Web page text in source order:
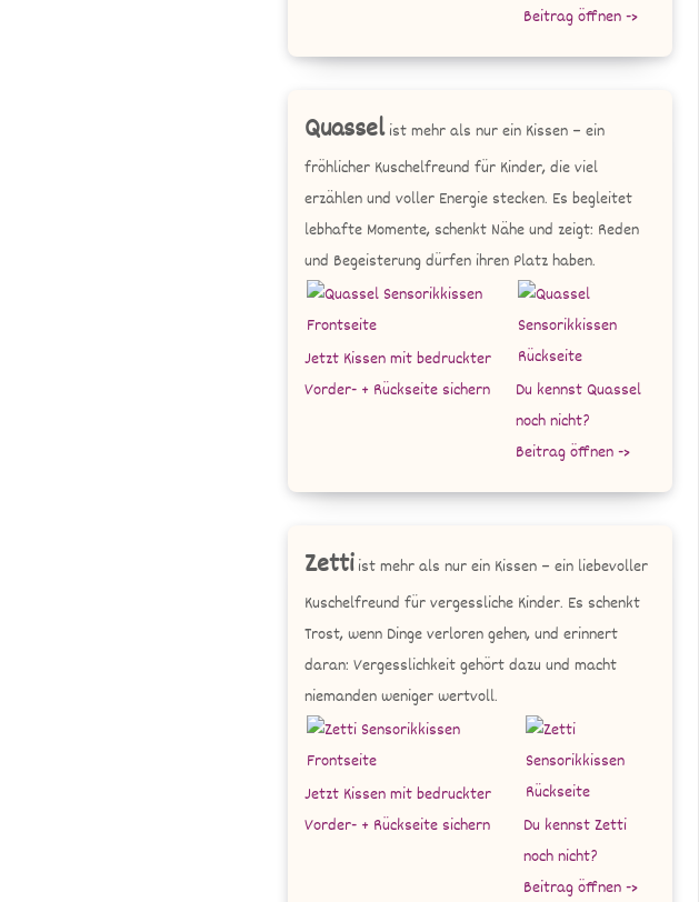
Beitrag öffnen ->
Quasselist mehr als nur ein Kissen – ein
fröhlicher Kuschelfreund für Kinder, die viel
erzählen und voller Energie stecken. Es begleitet
lebhafte Momente, schenkt Nähe und zeigt: Reden
und Begeisterung dürfen ihren Platz haben.
Jetzt Kissen mit bedruckter
Vorder- + Rückseite sichern
Du kennst Quassel
noch nicht?
Beitrag öffnen ->
Zettiist mehr als nur ein Kissen – ein liebevoller
Kuschelfreund für vergessliche Kinder. Es schenkt
Trost, wenn Dinge verloren gehen, und erinnert
daran: Vergesslichkeit gehört dazu und macht
niemanden weniger wertvoll.
Jetzt Kissen mit bedruckter
Vorder- + Rückseite sichern
Du kennst Zetti
noch nicht?
Beitrag öffnen ->